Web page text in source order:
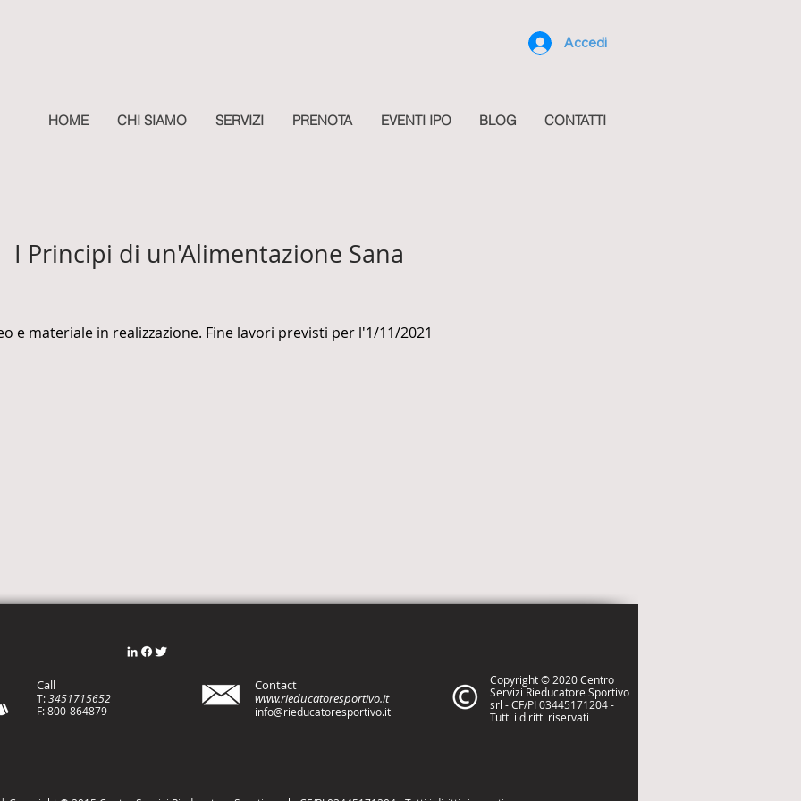
Accedi
HOME CHI SIAMO SERVIZI PRENOTA EVENTI IPO BLOG CONTATTI
I Principi di un'Alimentazione Sana
e materiale in realizzazione. Fine lavori previsti per l'1/11/2021
Call
T:3451715652
F: 800-864879
Contact
www.rieducatoresportivo.it
info@rieducatoresportivo.it
Copyright © 2020 Centro
Servizi Rieducatore Sportivo
srl - CF/PI 03445171204 -
Tutti i diritti riservati